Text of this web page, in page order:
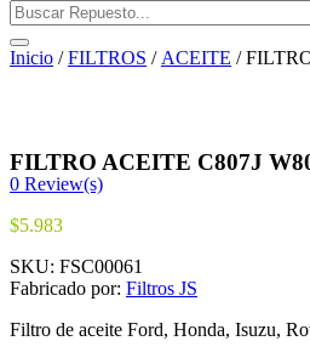
Inicio /FILTROS / ACEITE /
FILTRO ACEITE C807J
0 Review(s)
$5.983
SKU: FSC00061
Fabricado por: Filtros JS
Filtro de aceite Ford, Honda, Isuzu,